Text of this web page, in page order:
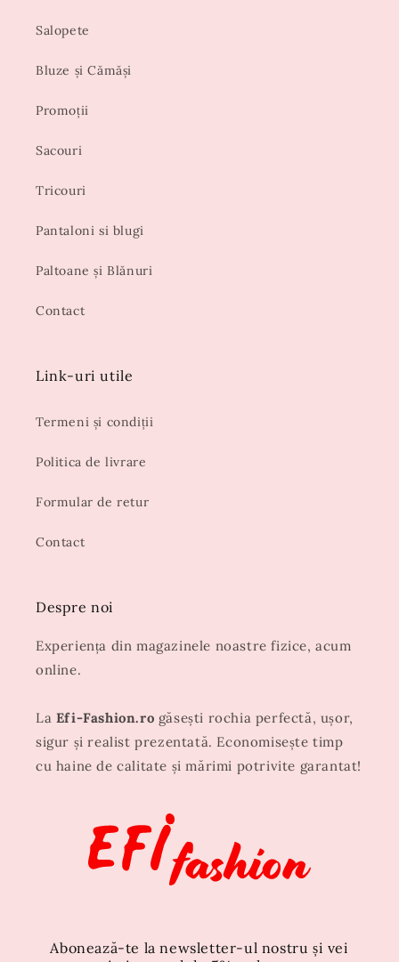
Salopete
Bluze și Cămăși
Promoții
Sacouri
Tricouri
Pantaloni si blugi
Paltoane și Blănuri
Contact
Link-uri utile
Termeni și condiții
Politica de livrare
Formular de retur
Contact
Despre noi
Experiența din magazinele noastre fizice, acum
online.
La Efi-Fashion.ro găsești rochia perfectă, ușor,
sigur și realist prezentată. Economisește timp
cu haine de calitate și mărimi potrivite garantat!
Abonează-te la newsletter-ul nostru și vei